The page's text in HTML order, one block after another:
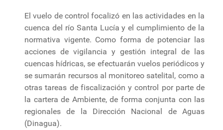
El vuelo de control focalizó en las actividades en la
cuenca del río Santa Lucía y el cumplimiento de la
normativa vigente. Como forma de potenciar las
acciones de vigilancia y gestión integral de las
cuencas hídricas, se efectuarán vuelos periódicos y
se sumarán recursos al monitoreo satelital, como a
otras tareas de fiscalización y control por parte de
la cartera de Ambiente, de forma conjunta con las
regionales de la Dirección Nacional de Aguas
(Dinagua).